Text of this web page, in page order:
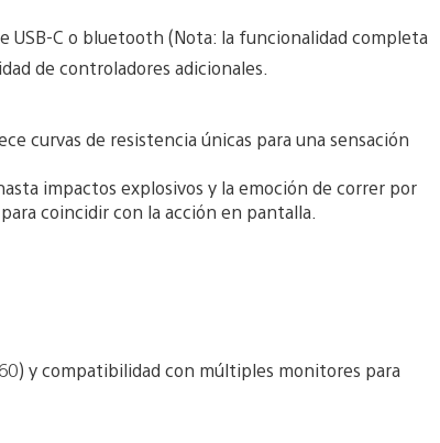
USB-C o bluetooth (Nota: la funcionalidad completa
de controladores adicionales.
curvas de resistencia únicas para una sensación
impactos explosivos y la emoción de correr por
coincidir con la acción en pantalla.
y compatibilidad con múltiples monitores para